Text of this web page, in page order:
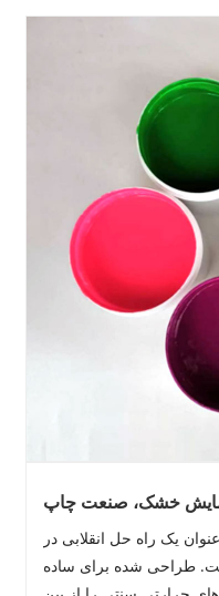
خشک، صنعت چاپ
یک راه حل انقلابی در
طراحی شده برای ساده